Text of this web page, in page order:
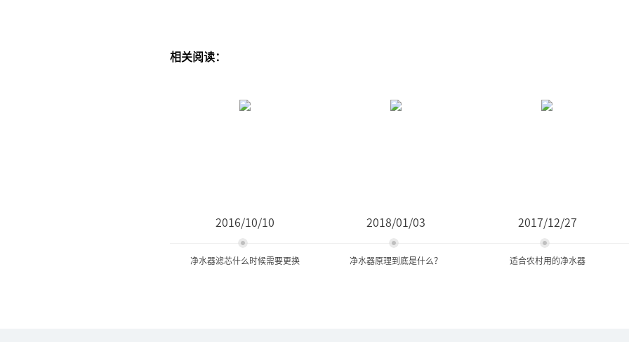
相关阅读：
2016/10/10
净水器滤芯什么时候需要更换
2018/01/03
净水器原理到底是什么？
2017/12/27
适合农村用的净水器